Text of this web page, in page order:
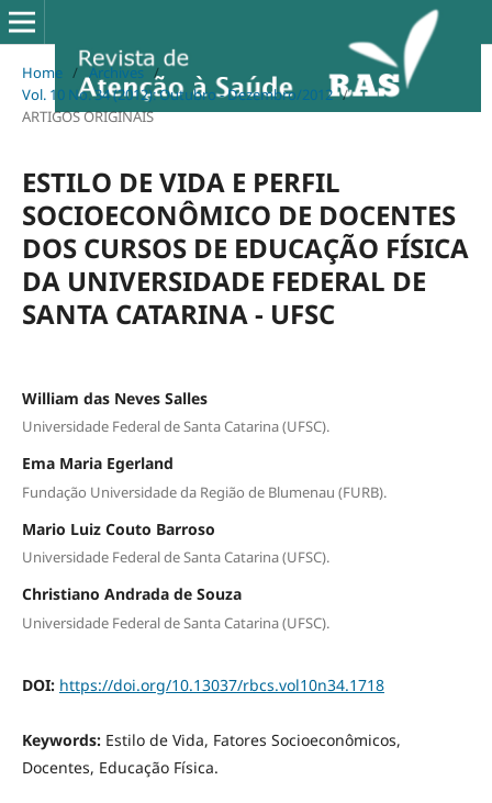
Home / Archives /
Vol. 10 No. 34 (2012): Outubro - Dezembro/2012 /
ARTIGOS ORIGINAIS
ESTILO DE VIDA E PERFIL
SOCIOECONÔMICO DE DOCENTES
DOS CURSOS DE EDUCAÇÃO FÍSICA
DA UNIVERSIDADE FEDERAL DE
SANTA CATARINA - UFSC
William das Neves Salles
Universidade Federal de Santa Catarina (UFSC).
Ema Maria Egerland
Fundação Universidade da Região de Blumenau (FURB).
Mario Luiz Couto Barroso
Universidade Federal de Santa Catarina (UFSC).
Christiano Andrada de Souza
Universidade Federal de Santa Catarina (UFSC).
DOI: https://doi.org/10.13037/rbcs.vol10n34.1718
Keywords: Estilo de Vida, Fatores Socioeconômicos,
Docentes, Educação Física.